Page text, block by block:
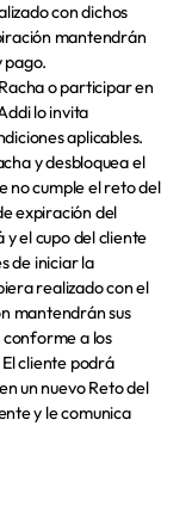
con dichos
mantendrán
pago.
o participar en
lo invita
aplicables.
y desbloquea el
no cumple el reto del
expiración del
el cupo del cliente
de iniciar la
realizado con el
mantendrán sus
a los
cliente podrá
un nuevo Reto del
y le comunica